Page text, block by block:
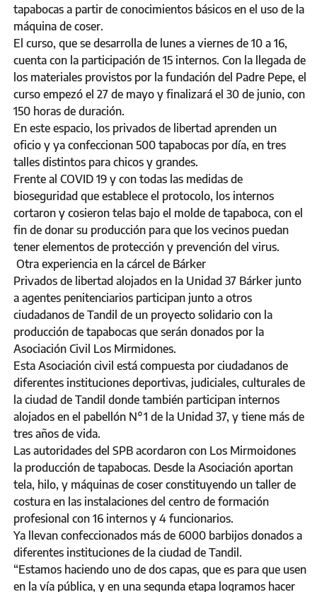
tapabocas a partir de conocimientos básicos en el uso de la
máquina de coser.
El curso, que se desarrolla de lunes a viernes de 10 a 16,
cuenta con la participación de 15 internos. Con la llegada de
los materiales provistos por la fundación del Padre Pepe, el
curso empezó el 27 de mayo y finalizará el 30 de junio, con
150 horas de duración.
En este espacio, los privados de libertad aprenden un
oficio y ya confeccionan 500 tapabocas por día, en tres
talles distintos para chicos y grandes.
Frente al COVID 19 y con todas las medidas de
bioseguridad que establece el protocolo, los internos
cortaron y cosieron telas bajo el molde de tapaboca, con el
fin de donar su producción para que los vecinos puedan
tener elementos de protección y prevención del virus.
Otra experiencia en la cárcel de Bárker
Privados de libertad alojados en la Unidad 37 Bárker junto
a agentes penitenciarios participan junto a otros
ciudadanos de Tandil de un proyecto solidario con la
producción de tapabocas que serán donados por la
Asociación Civil Los Mirmidones.
Esta Asociación civil está compuesta por ciudadanos de
diferentes instituciones deportivas, judiciales, culturales de
la ciudad de Tandil donde también participan internos
alojados en el pabellón N°1 de la Unidad 37, y tiene más de
tres años de vida.
Las autoridades del SPB acordaron con Los Mirmoidones
la producción de tapabocas. Desde la Asociación aportan
tela, hilo, y máquinas de coser constituyendo un taller de
costura en las instalaciones del centro de formación
profesional con 16 internos y 4 funcionarios.
Ya llevan confeccionados más de 6000 barbijos donados a
diferentes instituciones de la ciudad de Tandil.
“Estamos haciendo uno de dos capas, que es para que usen
en la vía pública, y en una segunda etapa logramos hacer